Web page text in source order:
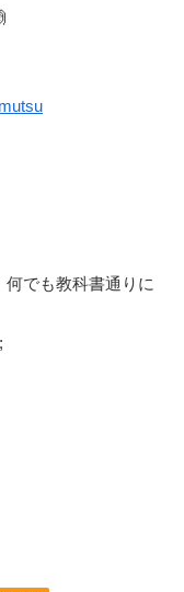
でも教科書通りに